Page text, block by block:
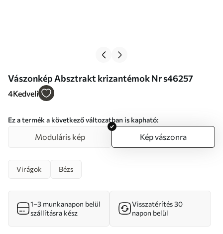
Vászonkép Absztrakt krizantémok Nr s46257
4Kedveli
Ez a termék a következő változatban is kapható:
Moduláris kép Kép vászonra
Virágok Bézs
1–3 munkanapon belül
szállításra kész
Visszatérítés 30
napon belül